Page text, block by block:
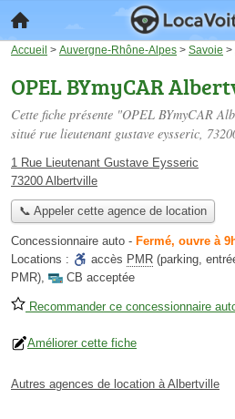
Accueil > Auvergne-Rhône-Alpes > Savoie >
OPEL BYmyCAR
Cette fiche présente "OPEL BYmyCAR
situé rue lieutenant gustave eysseric,
1 Rue Lieutenant Gustave Eysseric
73200 Albertville
📞 Appeler cette agence de location
Concessionnaire auto - Fermé, ouvre à
Locations :
accès PMR (parking,
PMR), CB acceptée
Recommander ce concessionnaire
Améliorer cette fiche
Autres agences de location à Albertville